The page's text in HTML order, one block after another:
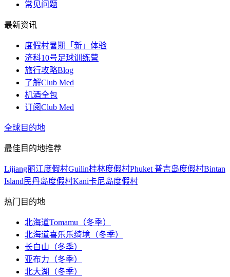
常见问题
最新资讯
度假村暑期「新」体验
济科10号足球训练营
旅行攻略Blog
了解Club Med
机酒全包
订阅Club Med
全球目的地
最佳目的地推荐
Lijiang丽江度假村Guilin桂林度假村Phuket 普吉岛度假村Bintan
Island民丹岛度假村Kani卡尼岛度假村
热门目的地
北海道Tomamu（冬季）
北海道喜乐乐绮境（冬季）
长白山（冬季）
亚布力（冬季）
北大湖（冬季）